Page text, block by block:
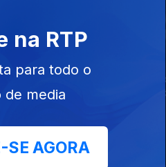
- Os
O Outro
Patrick -
na RTP
para todo o
media
SE AGORA